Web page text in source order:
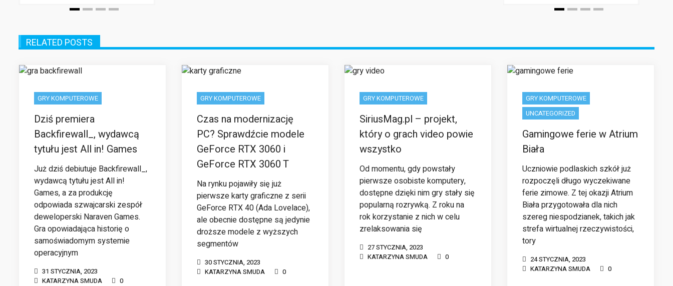
RELATED POSTS
GRY KOMPUTEROWE
Dziś premiera
Backfirewall_, wydawcą
tytułu jest All in! Games
Już dziś debiutuje Backfirewall_,
wydawcą tytułu jest All in!
Games, a za produkcję
odpowiada szwajcarski zespół
deweloperski Naraven Games.
Gra opowiadająca historię o
samoświadomym systemie
operacyjnym
31 STYCZNIA, 2023
KATARZYNA SMUDA
0
GRY KOMPUTEROWE
Czas na modernizację
PC? Sprawdźcie modele
GeForce RTX 3060 i
GeForce RTX 3060 T
Na rynku pojawiły się już
pierwsze karty graficzne z serii
GeForce RTX 40 (Ada Lovelace),
ale obecnie dostępne są jedynie
droższe modele z wyższych
segmentów
30 STYCZNIA, 2023
KATARZYNA SMUDA
0
GRY KOMPUTEROWE
SiriusMag.pl – projekt,
który o grach video powie
wszystko
Od momentu, gdy powstały
pierwsze osobiste komputery,
dostępne dzięki nim gry stały się
popularną rozrywką. Z roku na
rok korzystanie z nich w celu
zrelaksowania się
27 STYCZNIA, 2023
KATARZYNA SMUDA
0
GRY KOMPUTEROWE
UNCATEGORIZED
Gamingowe ferie w Atrium
Biała
Uczniowie podlaskich szkół już
rozpoczęli długo wyczekiwane
ferie zimowe. Z tej okazji Atrium
Biała przygotowała dla nich
szereg niespodzianek, takich jak
strefa wirtualnej rzeczywistości,
tory
24 STYCZNIA, 2023
KATARZYNA SMUDA
0